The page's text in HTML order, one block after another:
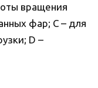
вращения
фар; C – для
D –